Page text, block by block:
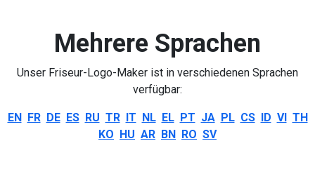
Mehrere Sprachen
Unser Friseur-Logo-Maker ist in verschiedenen Sprachen
verfügbar:
EN FR DE ES RU TR IT NL EL PT JA PL CS ID VI TH
KO HU AR BN RO SV